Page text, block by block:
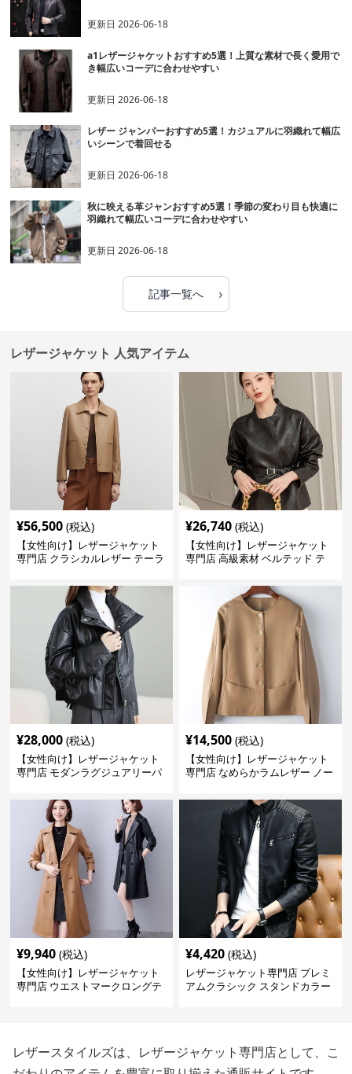
更新日2026-06-18
a1レザージャケットおすすめ5選！上質な素材で長く愛用で
き幅広いコーデに合わせやすい
更新日2026-06-18
レザー ジャンパーおすすめ5選！カジュアルに羽織れて幅広
いシーンで着回せる
更新日2026-06-18
秋に映える革ジャンおすすめ5選！季節の変わり目も快適に
羽織れて幅広いコーデに合わせやすい
更新日2026-06-18
記事一覧へ ›
レザージャケット 人気アイテム
¥56,500 (税込)
【女性向け】レザージャケット
専門店 クラシカルレザー テーラ
¥26,740 (税込)
【女性向け】レザージャケット
専門店 高級素材 ベルテッド テ
¥28,000 (税込)
【女性向け】レザージャケット
専門店 モダンラグジュアリーパ
¥14,500 (税込)
【女性向け】レザージャケット
専門店 なめらかラムレザー ノー
¥9,940 (税込)
【女性向け】レザージャケット
専門店 ウエストマークロングテ
¥4,420 (税込)
レザージャケット専門店 プレミ
アムクラシック スタンドカラー
レザースタイルズは、レザージャケット専門店として、こ